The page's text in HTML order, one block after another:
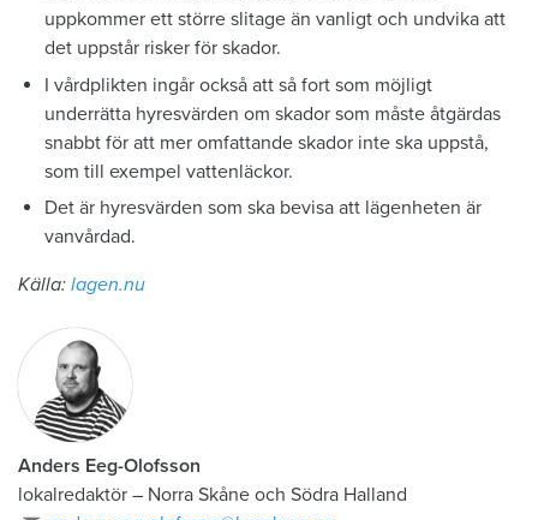
uppkommer ett större slitage än vanligt och undvika att
det uppstår risker för skador.
I vårdplikten ingår också att så fort som möjligt
underrätta hyresvärden om skador som måste åtgärdas
snabbt för att mer omfattande skador inte ska uppstå,
som till exempel vattenläckor.
Det är hyresvärden som ska bevisa att lägenheten är
vanvårdad.
Källa: lagen.nu
Anders Eeg-Olofsson
lokalredaktör – Norra Skåne och Södra Halland